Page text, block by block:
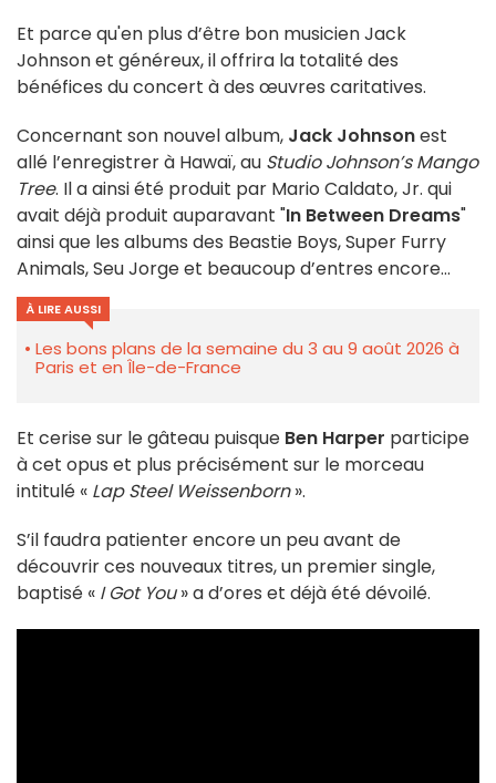
Et parce qu'en plus d’être bon musicien Jack
Johnson et généreux, il offrira la totalité des
bénéfices du concert à des œuvres caritatives.
Concernant son nouvel album, Jack Johnsonest
allé l’enregistrer à Hawaï, au Studio Johnson’s Mango
Tree. Il a ainsi été produit par Mario Caldato, Jr. qui
avait déjà produit auparavant "In Between Dreams"
ainsi que les albums des Beastie Boys, Super Furry
Animals, Seu Jorge et beaucoup d’entres encore…
À LIRE AUSSI
Les bons plans de la semaine du 3 au 9 août 2026 à
Paris et en Île-de-France
Et cerise sur le gâteau puisque Ben Harper participe
à cet opus et plus précisément sur le morceau
intitulé « Lap Steel Weissenborn».
S’il faudra patienter encore un peu avant de
découvrir ces nouveaux titres, un premier single,
baptisé « I Got You» a d’ores et déjà été dévoilé.